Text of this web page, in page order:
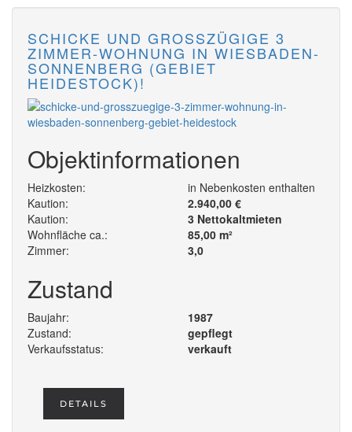
SCHICKE UND GROSSZÜGIGE 3 Z
IMMER-WOHNUNG IN WIESBADEN-S
ONNENBERG (GEBIET H
EIDESTOCK)!
Objektinformationen
Heizkosten:
in Nebenkosten enthalten
Kaution:
2.940,00 €
Kaution:
3 Nettokaltmieten
Wohnfläche ca.:
85,00 m²
Zimmer:
3,0
Zustand
Baujahr:
1987
Zustand:
gepflegt
Verkaufsstatus:
verkauft
DETAILS